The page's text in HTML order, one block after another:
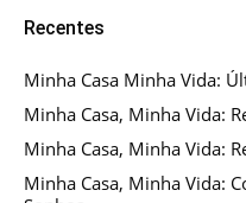
Recentes
Minha Casa Minha Vida:
Minha Casa, Minha Vida:
Minha Casa, Minha Vida:
Minha Casa, Minha Vida: